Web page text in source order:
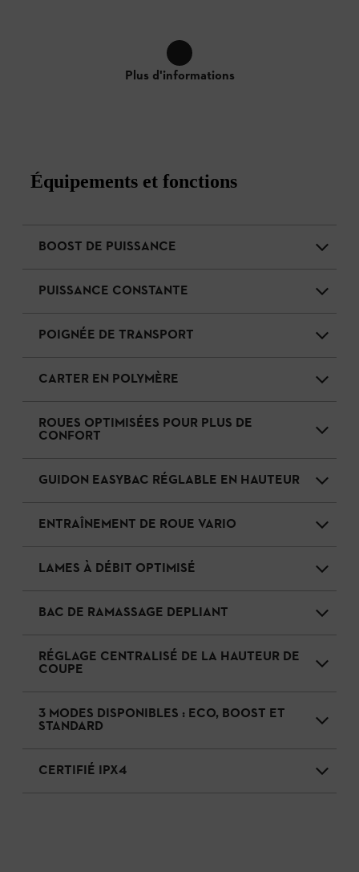
Plus d'informations
Équipements et fonctions
BOOST DE PUISSANCE
PUISSANCE CONSTANTE
POIGNÉE DE TRANSPORT
CARTER EN POLYMÈRE
ROUES OPTIMISÉES POUR PLUS DE
CONFORT
GUIDON EASYBAC RÉGLABLE EN HAUTEUR
ENTRAÎNEMENT DE ROUE VARIO
LAMES À DÉBIT OPTIMISÉ
BAC DE RAMASSAGE DEPLIANT
RÉGLAGE CENTRALISÉ DE LA HAUTEUR DE
COUPE
3 MODES DISPONIBLES : ECO, BOOST ET
STANDARD
CERTIFIÉ IPX4